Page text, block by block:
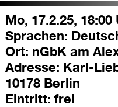
Mo, 17.2.25, 18:00
Sprachen:
Ort: nGbK am
Adresse: Karl-
10178 Berlin
Eintritt: frei